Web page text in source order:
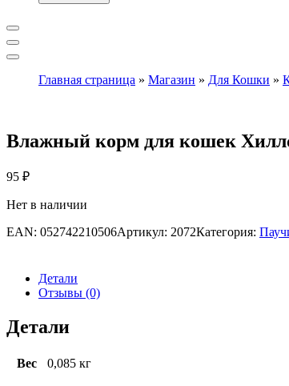
Главная страница » Магазин » Для Кошки »
Влажный корм для кошек
95 ₽
Нет в наличии
EAN: 052742210506Артикул: 2072Категория:
Детали
Отзывы (0)
Детали
Вес 0,085 кг